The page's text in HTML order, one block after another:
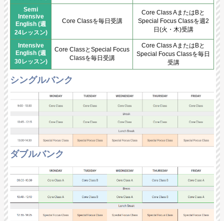
Semi
Intensive
English (週
24レッスン)
Core Classを毎日受講
Core Class AまたはBと
Special Focus Classを週2
日(火・木)受講
Intensive
English (週
30レッスン)
Core ClassとSpecial Focus
Classを毎日受講
Core Class AまたはBと
Special Focus Classを毎日
受講
シングルバンク
ダブルバンク